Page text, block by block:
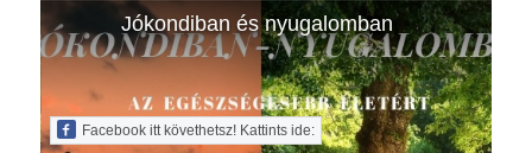
Jókondiban és nyugalomban
Facebook itt követhetsz! Kattints ide: